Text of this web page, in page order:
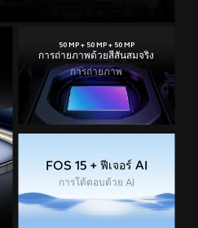
50 MP + 50 MP + 50 MP
การถ่ายภาพด้วยสีสันสมจริง
การถ่ายภาพ
FOS 15 + ฟีเจอร์ AI
การโต้ตอบด้วย AI